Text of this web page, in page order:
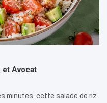
et Avocat
minutes, cette salade de riz